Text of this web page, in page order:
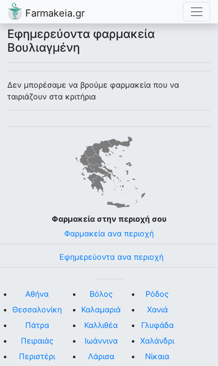
Farmakeia.gr
Εφημερεύοντα φαρμακεία
Βουλιαγμένη
Δεν μπορέσαμε να βρούμε φαρμακεία που να
ταιριάζουν στα κριτήρια
Φαρμακεία στην περιοχή σου
Φαρμακεία ανα περιοχή
Εφημερεύοντα ανα περιοχή
Αθήνα
Θεσσαλονίκη
Πάτρα
Πειραιάς
Περιστέρι
Βόλος
Καλαμαριά
Καλλιθέα
Ιωάννινα
Λάρισα
Ρόδος
Χανιά
Γλυφάδα
Χαλάνδρι
Νίκαια